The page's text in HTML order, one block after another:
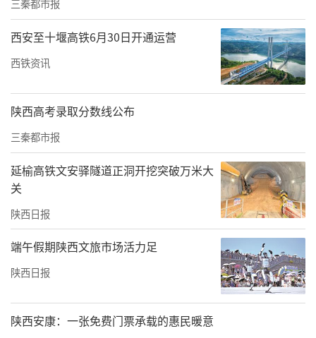
+发电”双重效益。公司环保投入持续加码，工
业废水、废气排放量连续三年下降，危险废物
规范处置率达100%，以硬核数据印证“绿水青
山就是金山银山”的陕建实践。
三秦都市报
西安至十堰高铁6月30日开通运营
西铁资讯
陕西高考录取分数线公布
三秦都市报
延榆高铁文安驿隧道正洞开挖突破万米大
关
陕西日报
端午假期陕西文旅市场活力足
陕西日报
陕西安康：一张免费门票承载的惠民暖意